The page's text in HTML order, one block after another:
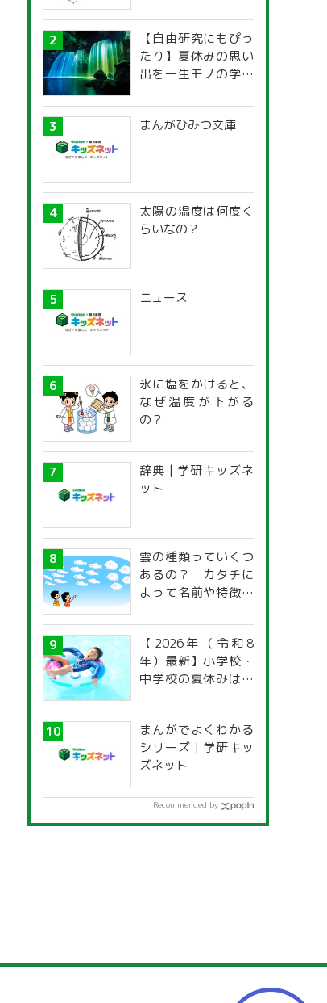
【自由研究にもぴっ
たり】夏休みの思い
出を一生モノの学び
探究ガイド
まんがひみつ文庫
太陽の温度は何度く
らいなの？
ニュース
氷に塩をかけると、
なぜ温度が下がる
の？
辞典 | 学研キッズネ
ット
雲の種類っていくつ
あるの？ カタチに
よって名前や特徴が
【2026年（令和8
年）最新】小学校・
中学校の夏休みはい
道府県別「夏季休暇
一覧」
まんがでよくわかる
シリーズ | 学研キッ
ズネット
Recommended by